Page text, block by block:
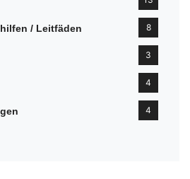
/ Leitfäden 8
3
4
4